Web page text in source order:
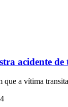
acidente
que a vítima